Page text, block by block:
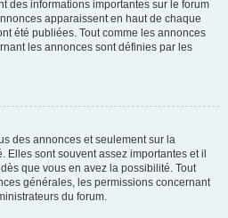
des informations importantes sur le forum
apparaissent en haut de chaque
été publiées. Tout comme les annonces
les annonces sont définies par les
des annonces et seulement sur la
Elles sont souvent assez importantes et il
que vous en avez la possibilité. Tout
générales, les permissions concernant
du forum.